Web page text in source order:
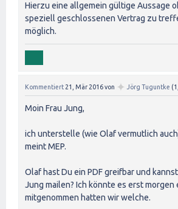
Hierzu eine allgemein gültige Aussage
speziell geschlossenen Vertrag zu
möglich.
Kommentiert 21, Mär 2016von ✦ Jörg Tuguntke (
Moin Frau Jung,
ich unterstelle (wie Olaf vermutlich
meint MEP.
Olaf hast Du ein PDF greifbar und
Jung mailen? Ich könnte es erst
mitgenommen hatten wir welche.